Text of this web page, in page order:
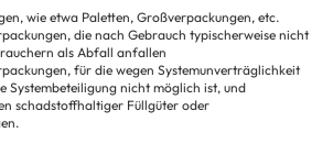
wie etwa Paletten, Großverpackungen, etc.
die nach Gebrauch typischerweise nicht
als Abfall anfallen
für die wegen Systemunverträglichkeit
Systembeteiligung nicht möglich ist, und
schadstoffhaltiger Füllgüter oder